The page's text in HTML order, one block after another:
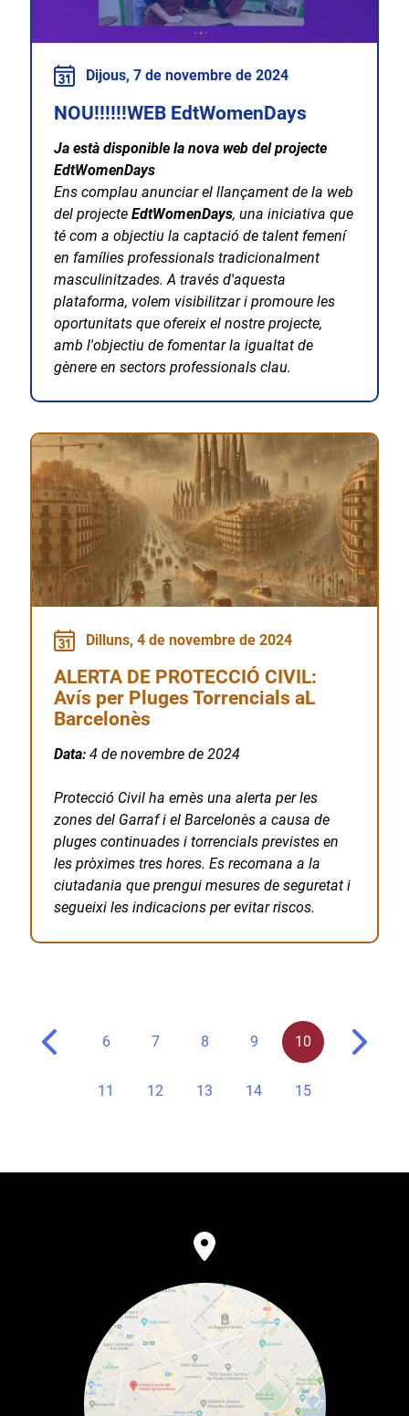
Dijous, 7 de novembre de 2024
NOU!!!!!!WEB EdtWomenDays
Ja està disponible la nova web del projecte
EdtWomenDays
Ens complau anunciar el llançament de la web
del projecteEdtWomenDays, una iniciativa que
té com a objectiu la captació de talent femení
en famílies professionals tradicionalment
masculinitzades. A través d'aquesta
plataforma, volem visibilitzar i promoure les
oportunitats que ofereix el nostre projecte,
amb l'objectiu de fomentar la igualtat de
gènere en sectors professionals clau.
Dilluns, 4 de novembre de 2024
ALERTA DE PROTECCIÓ CIVIL:
Avís per Pluges Torrencials aL
Barcelonès
Data: 4 de novembre de 2024
Protecció Civil ha emès una alerta per les
zones del Garraf i el Barcelonès a causa de
pluges continuades i torrencials previstes en
les pròximes tres hores. Es recomana a la
ciutadania que prengui mesures de seguretat i
segueixi les indicacions per evitar riscos.
6 7 8 9 10
11 12 13 14 15